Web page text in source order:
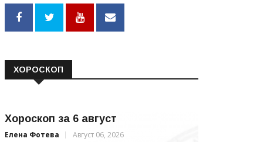
ХОРОСКОП
Хороскоп за 6 август
Елена Фотева Август 06, 2026